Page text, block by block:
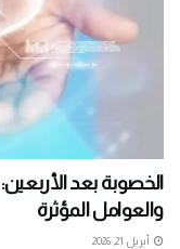
الخصوبة بعد
والعوامل المؤثرة
أبريل 21, 2026